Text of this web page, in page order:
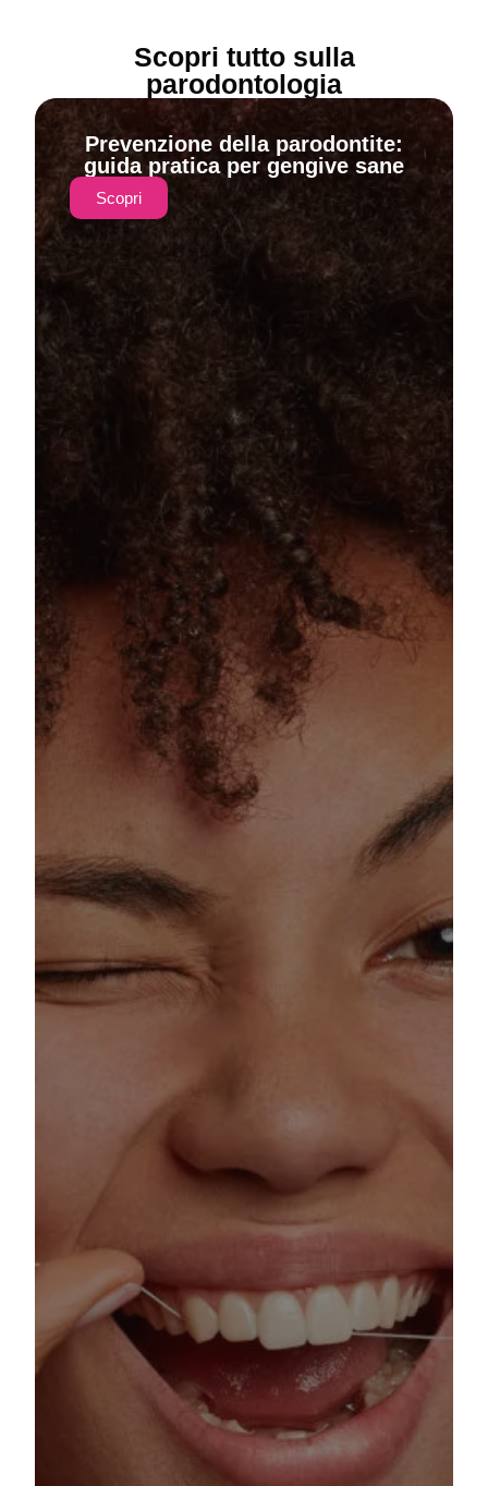
Scopri tutto sulla
parodontologia
Prevenzione della parodontite:
guida pratica per gengive sane
Scopri